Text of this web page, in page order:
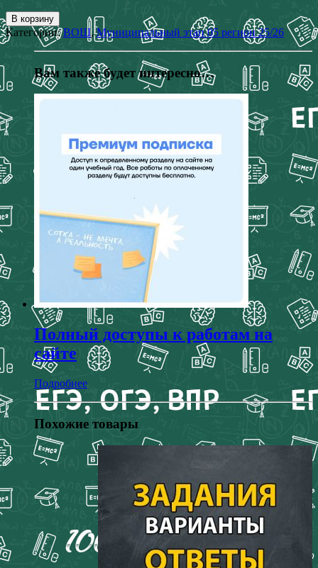
В корзину
Категории:ВОШ,Муниципальный этап 05 регион 25/26
Вам также будет интересно…
Полный доступы к работам на
сайте
Подробнее
Похожие товары